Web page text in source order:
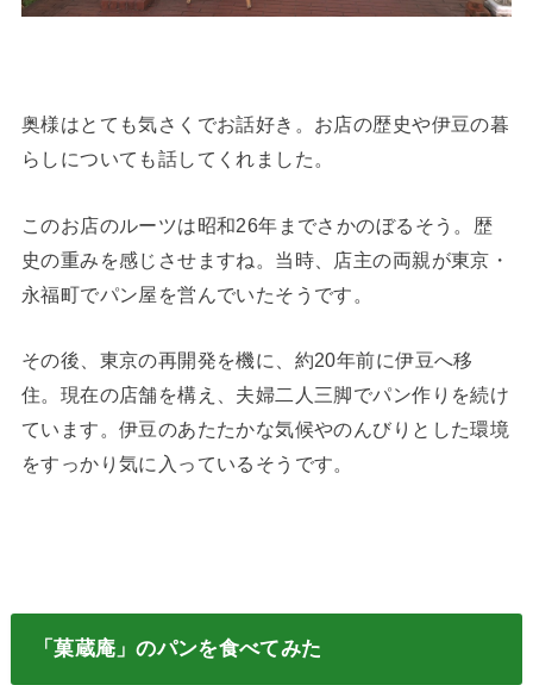
奥様はとても気さくでお話好き。お店の歴史や伊豆の暮
らしについても話してくれました。
このお店のルーツは昭和26年までさかのぼるそう。歴
史の重みを感じさせますね。当時、店主の両親が東京・
永福町でパン屋を営んでいたそうです。
その後、東京の再開発を機に、約20年前に伊豆へ移
住。現在の店舗を構え、夫婦二人三脚でパン作りを続け
ています。伊豆のあたたかな気候やのんびりとした環境
をすっかり気に入っているそうです。
「菓蔵庵」のパンを食べてみた